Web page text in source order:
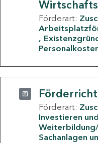
Förderart:
Förderart:
Investieren
Sachanlagen